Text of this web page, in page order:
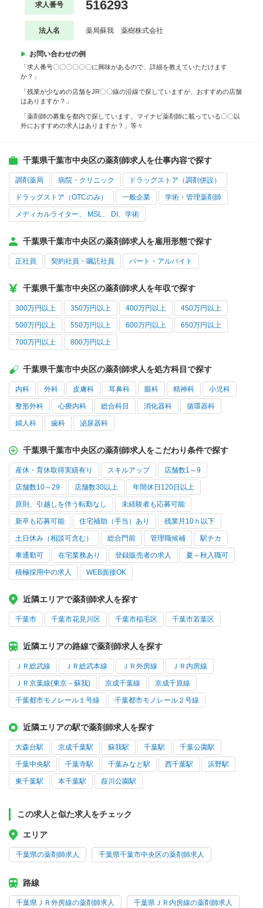
求人番号 516293
法人名 薬局蘇我 薬樹株式会社
お問い合わせの例
「求人番号〇〇〇〇〇〇に興味があるので、詳細を教えていただけます
か？」
「残業が少なめの店舗をJR〇〇線の沿線で探していますが、おすすめの店舗
はありますか？」
「薬剤師の募集を都内で探しています。マイナビ薬剤師に載っている〇〇以
外におすすめの求人はありますか？」等々
千葉県千葉市中央区の薬剤師求人を仕事内容で探す
調剤薬局 病院・クリニック ドラッグストア（調剤併設）
ドラッグストア（OTCのみ） 一般企業 学術・管理薬剤師
メディカルライター、 MSL、 DI、学術
千葉県千葉市中央区の薬剤師求人を雇用形態で探す
正社員 契約社員・嘱託社員 パート・アルバイト
千葉県千葉市中央区の薬剤師求人を年収で探す
300万円以上 350万円以上 400万円以上 450万円以上
500万円以上 550万円以上 600万円以上 650万円以上
700万円以上 800万円以上
千葉県千葉市中央区の薬剤師求人を処方科目で探す
内科 外科 皮膚科 耳鼻科 眼科 精神科 小児科
整形外科 心療内科 総合科目 消化器科 循環器科
婦人科 歯科 泌尿器科
千葉県千葉市中央区の薬剤師求人をこだわり条件で探す
産休・育休取得実績有り スキルアップ 店舗数1～9
店舗数10～29 店舗数30以上 年間休日120日以上
原則、引越しを伴う転勤なし 未経験者も応募可能
新卒も応募可能 住宅補助（手当）あり 残業月10ｈ以下
土日休み（相談可含む） 総合門前 管理職候補 駅チカ
車通勤可 在宅業務あり 登録販売者の求人 夏～秋入職可
積極採用中の求人 WEB面接OK
近隣エリアで薬剤師求人を探す
千葉市 千葉市花見川区 千葉市稲毛区 千葉市若葉区
近隣エリアの路線で薬剤師求人を探す
ＪＲ総武線 ＪＲ総武本線 ＪＲ外房線 ＪＲ内房線
ＪＲ京葉線(東京－蘇我) 京成千葉線 京成千原線
千葉都市モノレール１号線 千葉都市モノレール２号線
近隣エリアの駅で薬剤師求人を探す
大森台駅 京成千葉駅 蘇我駅 千葉駅 千葉公園駅
千葉中央駅 千葉寺駅 千葉みなと駅 西千葉駅 浜野駅
東千葉駅 本千葉駅 葭川公園駅
この求人と似た求人をチェック
エリア
千葉県の薬剤師求人 千葉県千葉市中央区の薬剤師求人
路線
千葉県ＪＲ外房線の薬剤師求人 千葉県ＪＲ内房線の薬剤師求人